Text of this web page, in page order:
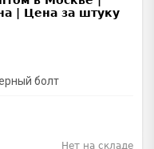
болт
Нет на складе